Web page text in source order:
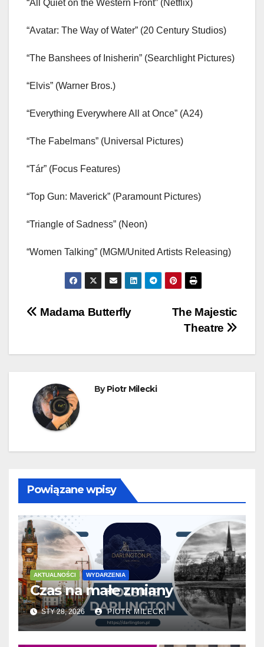
“All Quiet on the Western Front” (Netflix)
“Avatar: The Way of Water” (20 Century Studios)
“The Banshees of Inisherin” (Searchlight Pictures)
“Elvis” (Warner Bros.)
“Everything Everywhere All at Once” (A24)
“The Fabelmans” (Universal Pictures)
“Tár” (Focus Features)
“Top Gun: Maverick” (Paramount Pictures)
“Triangle of Sadness” (Neon)
“Women Talking” (MGM/United Artists Releasing)
Nawigacja
The Majestic
Theatre
Madama Butterfly
ByPiotr Milecki
Powiązane wpisy
AKTUALNOŚCI WYDARZENIA
Czas na małe zmiany
STY 28, 2026 PIOTR MILECKI